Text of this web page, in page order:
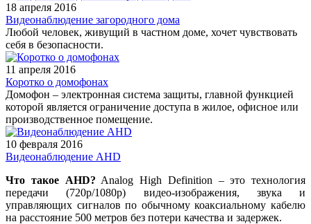
18 апреля 2016
Видеонаблюдение загородного дома
Любой человек, живущий в частном доме, хочет чувствовать
себя в безопасности.
11 апреля 2016
Коротко о домофонах
Домофон – электронная система защиты, главной функцией
которой является ограничение доступа в жилое, офисное или
производственное помещение.
10 февраля 2016
Видеонаблюдение AHD
Что такое AHD? Analog High Definition – это технология
передачи (720p/1080p) видео-изображения, звука и
управляющих сигналов по обычному коаксиальному кабелю
на расстояние 500 метров без потери качества и задержек.